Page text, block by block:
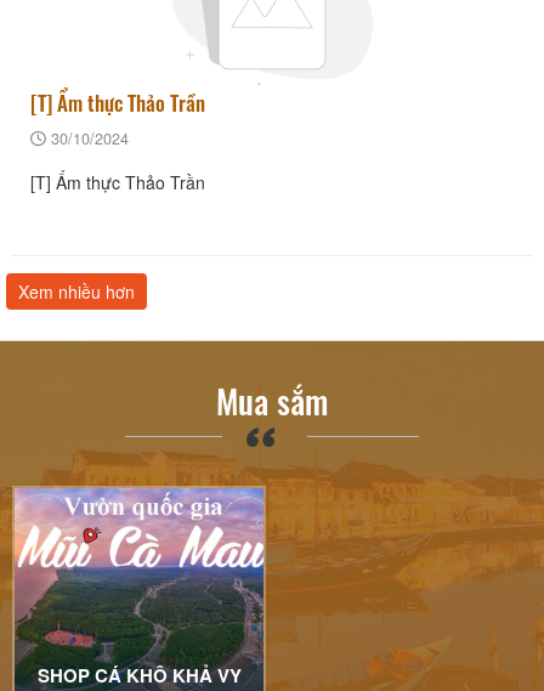
[T] Ẩm thực Thảo Trần
30/10/2024
[T] Ẩm thực Thảo Trần
Xem nhiều hơn
Mua sắm
SHOP CÁ KHÔ KHẢ VY